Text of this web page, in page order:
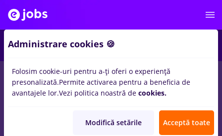
locuri de muncapeisagist, Full timeinCluj-Napoca
Fara experientainBanci, Medicina / Sanatate
Administrare cookies 🍪
Folosim cookie-uri pentru a-ți oferi o experiență
presonalizată.Permite activarea pentru a beneficia de
avantajele lor.Vezi politica noastră de cookies.
Modifică setările Acceptă toate